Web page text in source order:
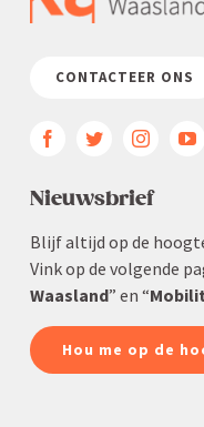
CONTACTEER ONS
Nieuws­brief
Blijf altijd op de
Vink op de volgende
Waasland” en “
Hou me op de